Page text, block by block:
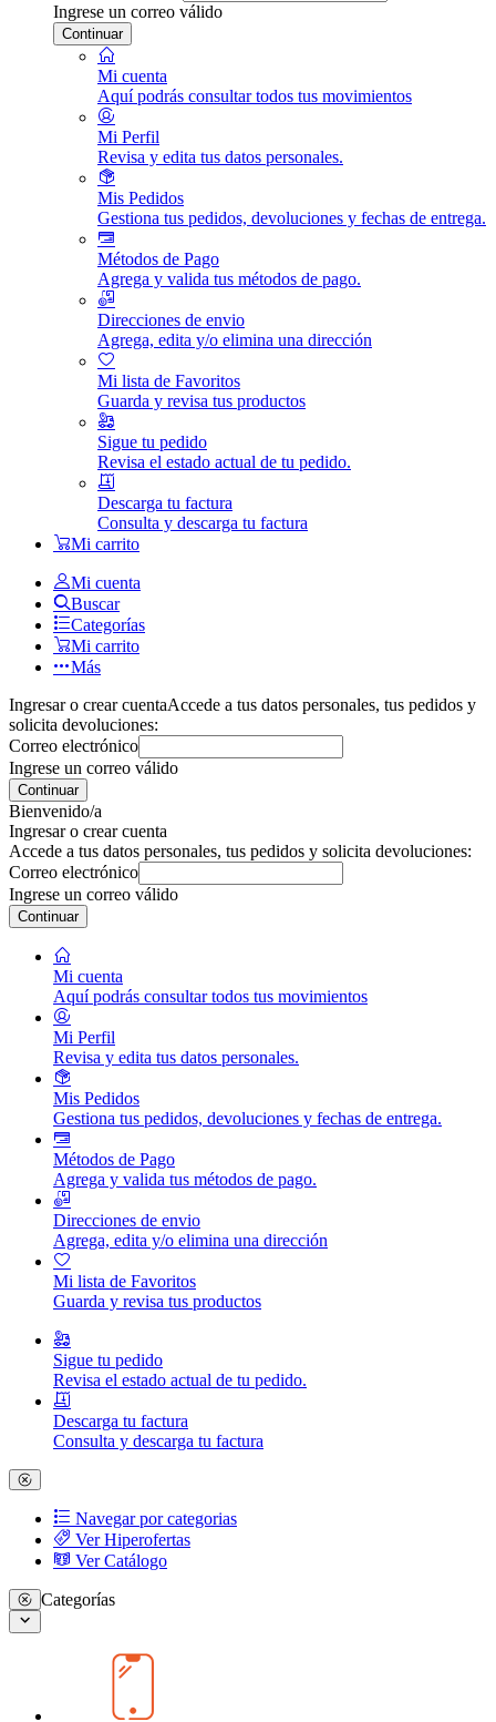
Ingrese un correo válido
Continuar
Mi cuenta
Aquí podrás consultar todos tus movimientos
Mi Perfil
Revisa y edita tus datos personales.
Mis Pedidos
Gestiona tus pedidos, devoluciones y fechas de entrega.
Métodos de Pago
Agrega y valida tus métodos de pago.
Direcciones de envio
Agrega, edita y/o elimina una dirección
Mi lista de Favoritos
Guarda y revisa tus productos
Sigue tu pedido
Revisa el estado actual de tu pedido.
Descarga tu factura
Consulta y descarga tu factura
Mi carrito
Mi cuenta
Buscar
Categorías
Mi carrito
Más
Ingresar o crear cuentaAccede a tus datos personales, tus pedidos y
solicita devoluciones:
Correo electrónico
Ingrese un correo válido
Continuar
Bienvenido/a
Ingresar o crear cuenta
Accede a tus datos personales, tus pedidos y solicita devoluciones:
Correo electrónico
Ingrese un correo válido
Continuar
Mi cuenta
Aquí podrás consultar todos tus movimientos
Mi Perfil
Revisa y edita tus datos personales.
Mis Pedidos
Gestiona tus pedidos, devoluciones y fechas de entrega.
Métodos de Pago
Agrega y valida tus métodos de pago.
Direcciones de envio
Agrega, edita y/o elimina una dirección
Mi lista de Favoritos
Guarda y revisa tus productos
Sigue tu pedido
Revisa el estado actual de tu pedido.
Descarga tu factura
Consulta y descarga tu factura
Navegar por categorias
Ver Hiperofertas
Ver Catálogo
Categorías